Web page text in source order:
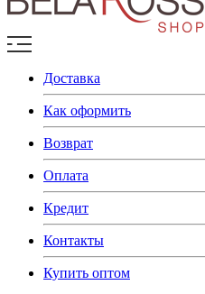
Доставка
Как оформить
Возврат
Оплата
Кредит
Контакты
Купить оптом